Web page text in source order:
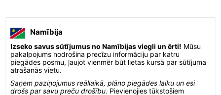
Namībija
Izseko savus sūtījumus no Namībijas viegli un ērti! Mūsu
pakalpojums nodrošina precīzu informāciju par katru
piegādes posmu, ļaujot vienmēr būt lietas kursā par sūtījuma
atrašanās vietu.
Saņem paziņojumus reāllaikā, plāno piegādes laiku un esi
drošs par savu preču drošību. Pievienojies tūkstošiem